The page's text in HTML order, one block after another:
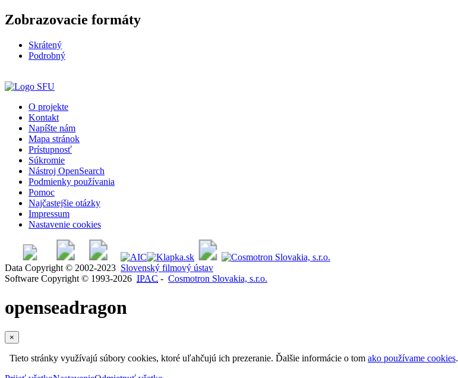
Zobrazovacie formáty
Skrátený
Podrobný
O projekte
Kontakt
Napíšte nám
Mapa stránok
Prístupnosť
Súkromie
Nástroj OpenSearch
Podmienky používania
Pomoc
Najčastejšie otázky
Impressum
Nastavenie cookies
Data Copyright © 2002-2023 Slovenský filmový ústav
Software Copyright © 1993-2026 IPAC - Cosmotron Slovakia, s.r.o.
openseadragon
×
Tieto stránky využívajú súbory cookies, ktoré uľahčujú ich prezeranie. Ďalšie informácie o tom ako používame cookies.